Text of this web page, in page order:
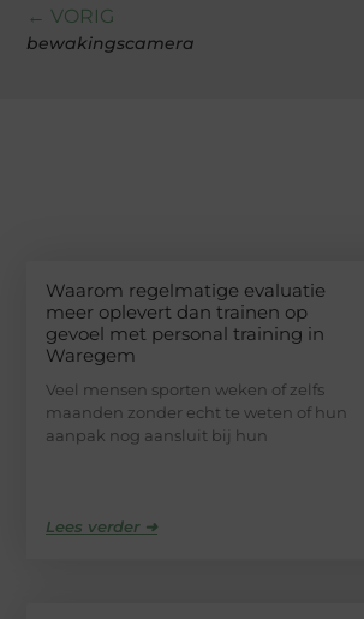
← VORIG
bewakingscamera
Waarom regelmatige evaluatie
meer oplevert dan trainen op
gevoel met personal training in
Waregem
Veel mensen sporten weken of zelfs
maanden zonder echt te weten of hun
aanpak nog aansluit bij hun
Lees verder ➜